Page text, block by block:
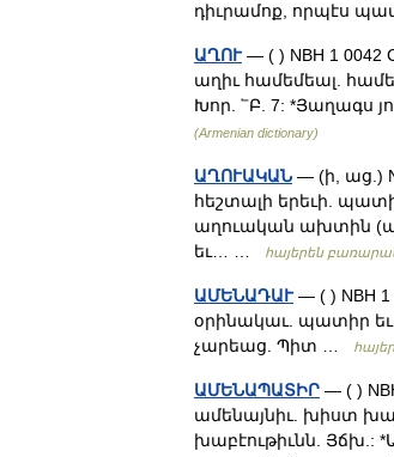
դիւրամոք, որպէս
ԱՂՈՒ — ( ) NBH 1 0042
աղիւ համեմեալ.
Խոր. ՟Բ. 7: *Յաղագս
(Armenian dictionary)
ԱՂՈՒԱԿԱՆ — (ի, աց.)
հեշտալի երեւի.
աղուական ախտին
եւ… …
հայերեն բառարան
ԱՄԵՆԱԴԱՒ — ( ) NBH
օրինակաւ. պատիր եւ
չարեաց. Պիտ …
ԱՄԵՆԱՊԱՏԻՐ — ( )
ամենայնիւ. խիստ
խաբէութիւնն. Յճխ.: